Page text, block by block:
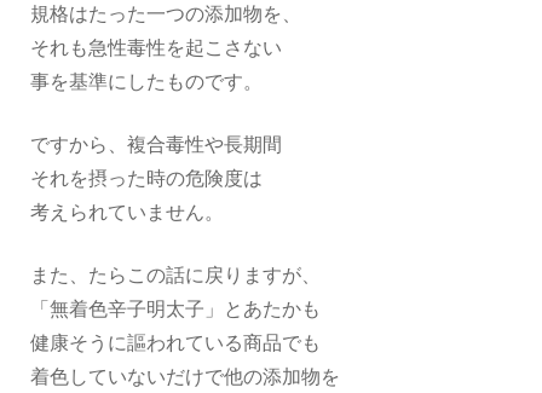
規格はたった一つの添加物を、
それも急性毒性を起こさない
事を基準にしたものです。
ですから、複合毒性や長期間
それを摂った時の危険度は
考えられていません。
また、たらこの話に戻りますが、
「無着色辛子明太子」とあたかも
健康そうに謳われている商品でも
着色していないだけで他の添加物を